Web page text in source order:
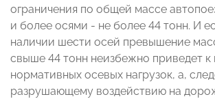
ограничения по общей массе
и более осями - не более 44 тонн. И
наличии шести осей превышение
свыше 44 тонн неизбежно приведет
нормативных осевых нагрузок, а,
разрушающему воздействию на